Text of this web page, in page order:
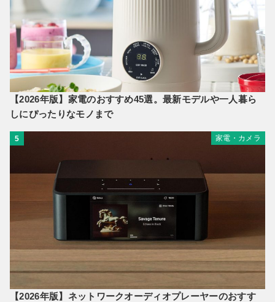
【2026年版】家電のおすすめ45選。最新モデルや一人暮ら
しにぴったりなモノまで
5 家電・カメラ
【2026年版】ネットワークオーディオプレーヤーのおすす